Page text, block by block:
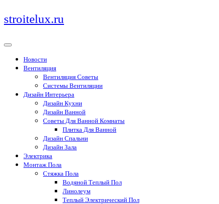
Перейти
к
stroitelux.ru
Новости
Вентиляция
Вентиляция Советы
Системы Вентиляции
Дизайн Интерьера
Дизайн Кухни
Дизайн Ванной
Советы Для Ванной Комнаты
Плитка Для Ванной
Дизайн Спальни
Дизайн Зала
Электрика
Монтаж Пола
Стяжка Пола
Водяной Теплый Пол
Линолеум
Теплый Электрический Пол